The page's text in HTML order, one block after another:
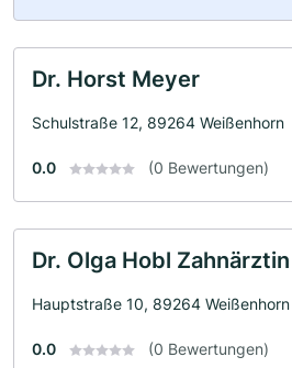
Dr. Horst Meyer
Schulstraße 12, 89264 Weißenhorn
0.0 (0 Bewertungen)
Dr. Olga Hobl Zahnärztin
Hauptstraße 10, 89264 Weißenhorn
0.0 (0 Bewertungen)